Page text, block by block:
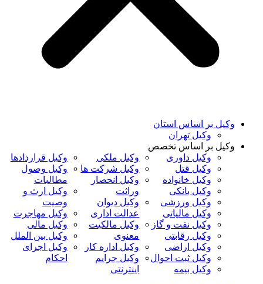
وکیل بر اساس استان
وکیل تهران
وکیل بر اساس تخصص
وکیل داوری
وکیل قتل
وکیل خانواده
وکیل بانکی
وکیل ورزشی
وکیل مالیاتی
وکیل نفت و گاز
وکیل رقابتی
وکیل اراضی
وکیل ثبت احوال
وکیل بیمه
وکیل ملکی
وکیل شرکت ها
وکیل انحصار
وراثت
وکیل دیوان
عدالت اداری
وکیل مالکیت
معنوی
وکیل اداره کار
وکیل جرایم
اینترنتی
وکیل قراردادها
وکیل وصول
مطالبات
وکیل ارث و
وصیت
وکیل مهاجرت
وکیل مالی
وکیل بین الملل
وکیل اجرای
احکام